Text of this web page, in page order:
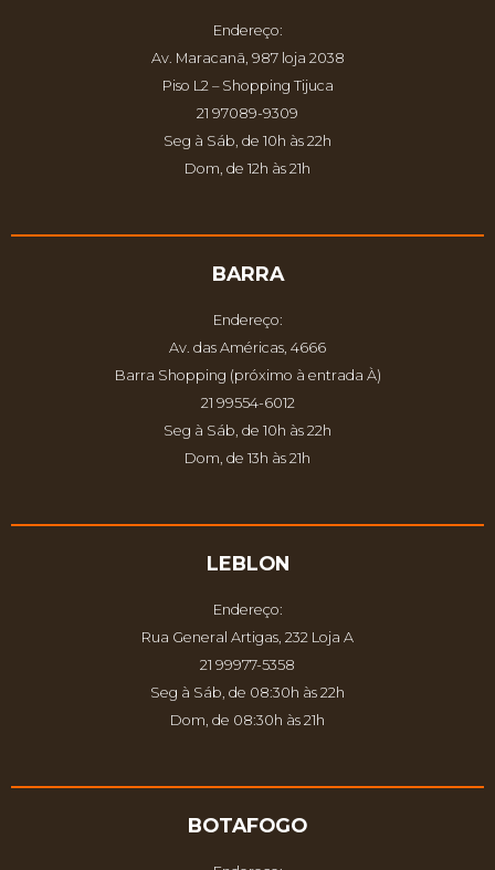
Endereço:
Av. Maracanã, 987 loja 2038
Piso L2 – Shopping Tijuca
21 97089-9309
Seg à Sáb, de 10h às 22h
Dom, de 12h às 21h
BARRA
Endereço:
Av. das Américas, 4666
Barra Shopping (próximo à entrada À)
21 99554-6012
Seg à Sáb, de 10h às 22h
Dom, de 13h às 21h
LEBLON
Endereço:
Rua General Artigas, 232 Loja A
21 99977-5358
Seg à Sáb, de 08:30h às 22h
Dom, de 08:30h às 21h
BOTAFOGO